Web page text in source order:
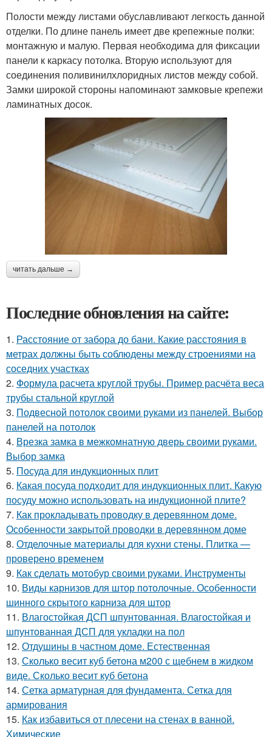
Полости между листами обуславливают легкость данной
отделки. По длине панель имеет две крепежные полки:
монтажную и малую. Первая необходима для фиксации
панели к каркасу потолка. Вторую используют для
соединения поливинилхлоридных листов между собой.
Замки широкой стороны напоминают замковые крепежи
ламинатных досок.
читать дальше →
Последние обновления на сайте:
1. Расстояние от забора до бани. Какие расстояния в
метрах должны быть соблюдены между строениями на
соседних участках
2. Формула расчета круглой трубы. Пример расчёта веса
трубы стальной круглой
3. Подвесной потолок своими руками из панелей. Выбор
панелей на потолок
4. Врезка замка в межкомнатную дверь своими руками.
Выбор замка
5. Посуда для индукционных плит
6. Какая посуда подходит для индукционных плит. Какую
посуду можно использовать на индукционной плите?
7. Как прокладывать проводку в деревянном доме.
Особенности закрытой проводки в деревянном доме
8. Отделочные материалы для кухни стены. Плитка —
проверено временем
9. Как сделать мотобур своими руками. Инструменты
10. Виды карнизов для штор потолочные. Особенности
шинного скрытого карниза для штор
11. Влагостойкая ДСП шпунтованная. Влагостойкая и
шпунтованная ДСП для укладки на пол
12. Отдушины в частном доме. Естественная
13. Сколько весит куб бетона м200 с щебнем в жидком
виде. Сколько весит куб бетона
14. Сетка арматурная для фундамента. Сетка для
армирования
15. Как избавиться от плесени на стенах в ванной.
Химические